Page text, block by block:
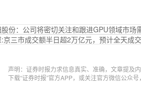
份：公司将密切关注和跟进GPU领域市场
京三市成交额半日超2万亿元，预计全天成
声明：证券时报力求信息真实、准确，文章提及
下载“证券时报”官方APP，或关注官方微信公众